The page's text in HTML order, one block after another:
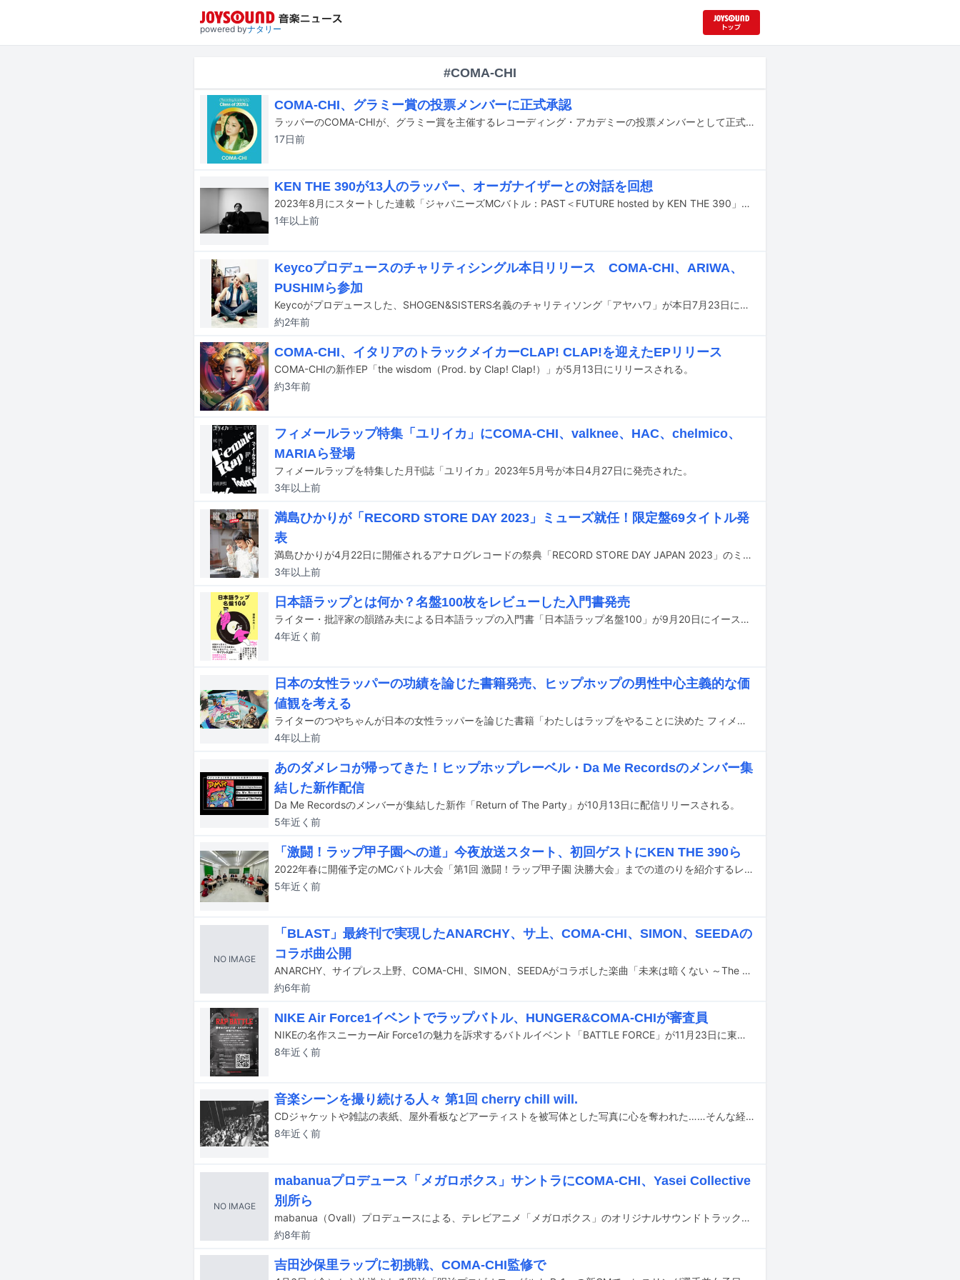
powered byナタリー
#COMA-CHI
COMA-CHI、グラミー賞の投票メンバーに正式承認
ラッパーのCOMA-CHIが、グラミー賞を主催するレコーディング・アカデミーの投票メンバーとして正式承認された。
17日前
KEN THE 390が13人のラッパー、オーガナイザーとの対話を回想
2023年8月にスタートした連載「ジャパニーズMCバトル：PAST＜FUTURE hosted by KEN THE 390」。「B-BOY PARK」（BBP）の時代から、MCバトルの隆盛を現場で見届けてきたKEN THE 390がホストとなり、フリースタイルバトルに縁の深いゲストたちと、バトルの“過去・現在・未来”を語り合ってきた。これまでに登場したKREVA、漢 a.k.a. GAMI、FORK、MC正社員、DOTAMA、T-Pablow、Zeebra、サイプレス上野、輪入道、R-指定、Authority、怨念JAPというゲストに加え、12月19日に刊行が決定した書籍版では、数多のMCバトルで名試合を繰り広げてきた呂布カルマとの対談を行っている。連載の締めくくりとなる今回は、企画の発案者でもあるKEN THE 390自身が、各ゲストとのエピソードを振り返った。
1年以上前
Keycoプロデュースのチャリティシングル本日リリース COMA-CHI、ARIWA、
PUSHIMら参加
Keycoがプロデュースした、SHOGEN&SISTERS名義のチャリティソング「アヤハワ」が本日7月23日に配信リリースされた。
約2年前
COMA-CHI、イタリアのトラックメイカーCLAP! CLAP!を迎えたEPリリース
COMA-CHIの新作EP「the wisdom（Prod. by Clap! Clap!）」が5月13日にリリースされる。
約3年前
フィメールラップ特集「ユリイカ」にCOMA-CHI、valknee、HAC、chelmico、
MARIAら登場
フィメールラップを特集した月刊誌「ユリイカ」2023年5月号が本日4月27日に発売された。
3年以上前
満島ひかりが「RECORD STORE DAY 2023」ミューズ就任！限定盤69タイトル発
表
満島ひかりが4月22日に開催されるアナログレコードの祭典「RECORD STORE DAY JAPAN 2023」のミューズに就任した。
3年以上前
日本語ラップとは何か？名盤100枚をレビューした入門書発売
ライター・批評家の韻踏み夫による日本語ラップの入門書「日本語ラップ名盤100」が9月20日にイースト・プレスより刊行される。
4年近く 前
日本の女性ラッパーの功績を論じた書籍発売、ヒップホップの男性中心主義的な価
値観を考える
ライターのつやちゃんが日本の女性ラッパーを論じた書籍「わたしはラップをやることに決めた フィメールラッパー批評原論」が、1月28日に刊行される。
4年以上前
あのダメレコが帰ってきた！ヒップホップレーベル・Da Me Recordsのメンバー集
結した新作配信
Da Me Recordsのメンバーが集結した新作「Return of The Party」が10月13日に配信リリースされる。
5年近く 前
「激闘！ラップ甲子園への道」今夜放送スタート、初回ゲストにKEN THE 390ら
2022年春に開催予定のMCバトル大会「第1回 激闘！ラップ甲子園 決勝大会」までの道のりを紹介するレギュラー番組「激闘！ラップ甲子園への道」の放送が、本日10月7日（木）深夜にTOKYO MXでスタートする。
5年近く 前
NO IMAGE
「BLAST」最終刊で実現したANARCHY、サ上、COMA-CHI、SIMON、SEEDAの
コラボ曲公開
ANARCHY、サイプレス上野、COMA-CHI、SIMON、SEEDAがコラボした楽曲「未来は暗くない ～The Next」がR-RATED RECORDSのYouTube公式チャンネルで公開された。
約6年前
NIKE Air Force1イベントでラップバトル、HUNGER&COMA-CHIが審査員
NIKEの名作スニーカーAir Force1の魅力を訴求するバトルイベント「BATTLE FORCE」が11月23日に東京・スターライズタワーで開催される。
8年近く 前
音楽シーンを撮り続ける人々 第1回 cherry chill will.
CDジャケットや雑誌の表紙、屋外看板などアーティストを被写体とした写真に心を奪われた……そんな経験のある読者も多いはず。本企画ではアーティストを撮り続けるフォトグラファーに幼少期から現在に至るまでの話を伺い、そのパーソナルに迫る。初回はアーティストにとどまらずヒップホップシーン全体を撮影するcherry chill will.が登場。自らもDJ、ラッパーとして活動をしていたという過去を持つ“たたき上げ”のフォトグラファーだ。
8年近く 前
NO IMAGE
mabanuaプロデュース「メガロボクス」サントラにCOMA-CHI、Yasei Collective
別所ら
mabanua（Ovall）プロデュースによる、テレビアニメ「メガロボクス」のオリジナルサウンドトラックが6月27日にリリースされる。
約8年前
吉田沙保里ラップに初挑戦、COMA-CHI監修で